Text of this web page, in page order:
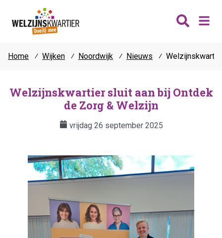
Katwijk
Noordwijk
Lisse
Teylingen
Thema's
Vrijwilligers
Verhuur
Contact
Home ⁄ Wijken ⁄ Noordwijk ⁄ Nieuws ⁄
Welzijnskwartier sluit aan bij Ontdek
de Zorg & Welzijn
vrijdag 26 september 2025